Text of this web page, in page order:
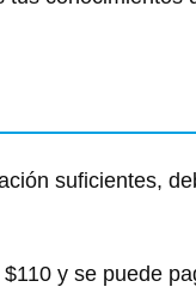
suficientes,
y se puede